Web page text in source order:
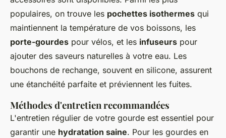
populaires, on trouve les pochettes isothermes qui
maintiennent la température de vos boissons, les
porte-gourdes pour vélos, et les infuseurs pour
ajouter des saveurs naturelles à votre eau. Les
bouchons de rechange, souvent en silicone, assurent
une étanchéité parfaite et préviennent les fuites.
Méthodes d'entretien recommandées
L'entretien régulier de votre gourde est essentiel pour
garantir une hydratation saine. Pour les gourdes en